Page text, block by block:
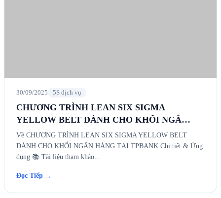
30/09/2025 5S dịch vụ
CHƯƠNG TRÌNH LEAN SIX SIGMA
YELLOW BELT DÀNH CHO KHỐI NGÂ…
Về CHƯƠNG TRÌNH LEAN SIX SIGMA YELLOW BELT
DÀNH CHO KHỐI NGÂN HÀNG TẠI TPBANK Chi tiết & Ứng
dụng 📚 Tài liệu tham khảo…
Đọc Tiếp →